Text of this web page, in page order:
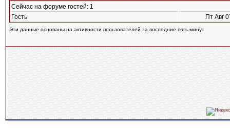
Сейчас на форуме гостей: 1
Гость
Пт Авг
Эти данные основаны на активности пользователей за последние пять минут